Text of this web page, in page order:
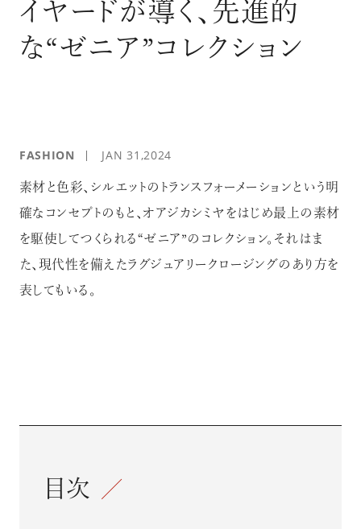
イヤードが導く、先進的
な“ゼニア”コレクション
FASHION JAN 31,2024
素材と色彩、シルエットのトランスフォーメーションという明
確なコンセプトのもと、オアジカシミヤをはじめ最上の素材
を駆使してつくられる“ゼニア”のコレクション。それはま
た、現代性を備えたラグジュアリークロージングのあり方を
表してもいる。
目次